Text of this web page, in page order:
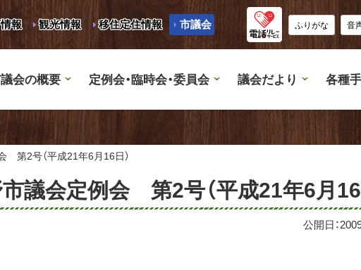
報 観光情報 移住定住情報 市議会 ふりがな 音
会の概要 定例会・臨時会・委員会 議会だより 各種
第2号（平成21年6月16日）
議会定例会 第2号（平成21年6月16
公開日：